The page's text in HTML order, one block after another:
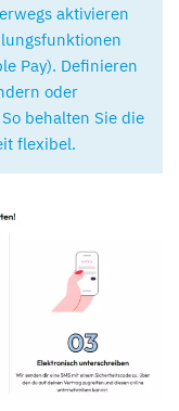
aktivieren
Pay). Definieren
oder
behalten Sie die
flexibel.